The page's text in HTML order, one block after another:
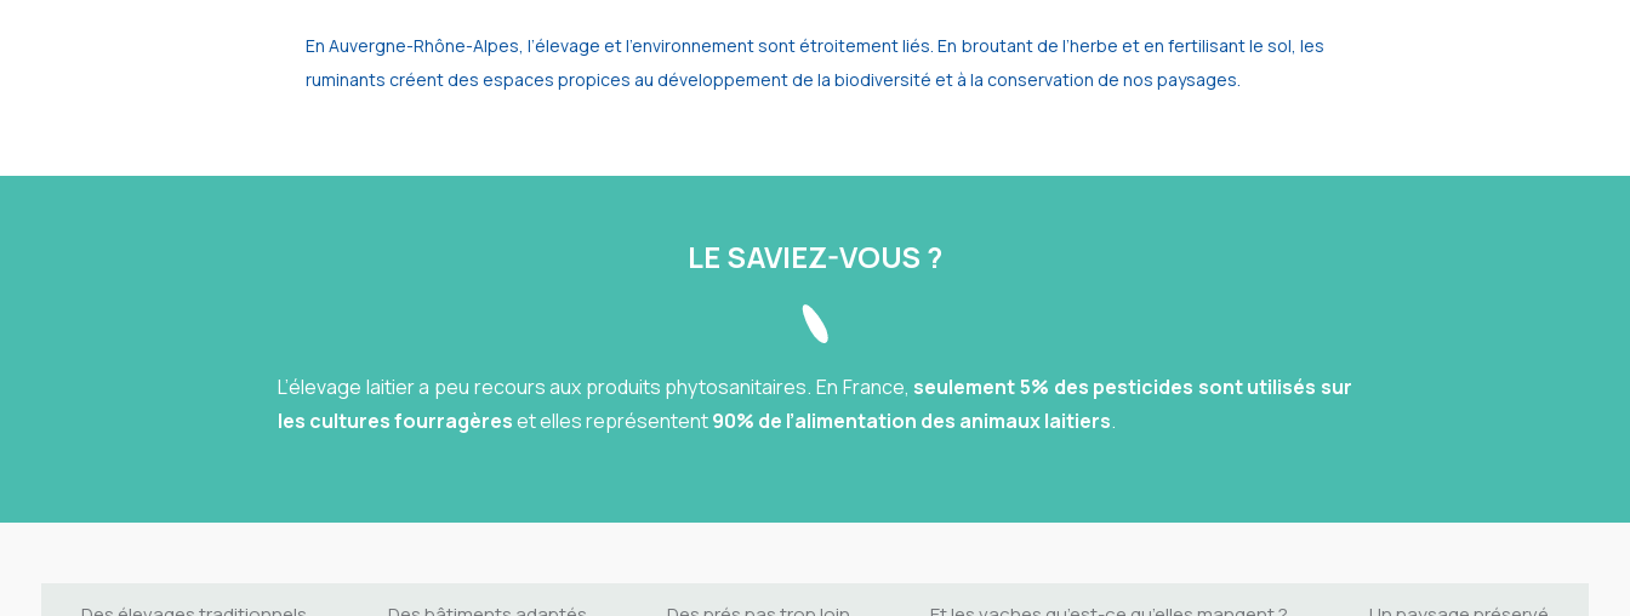
En Auvergne-Rhône-Alpes, l’élevage et l’environnement sont étroitement liés. En broutant de l’herbe et en fertilisant le sol, les
ruminants créent des espaces propices au développement de la biodiversité et à la conservation de nos paysages.
LE SAVIEZ-VOUS ?
L’élevage laitier a peu recours aux produits phytosanitaires. En France, seulement 5% des pesticides sont utilisés sur
les cultures fourragèreset elles représentent90% de l’alimentation des animaux laitiers.